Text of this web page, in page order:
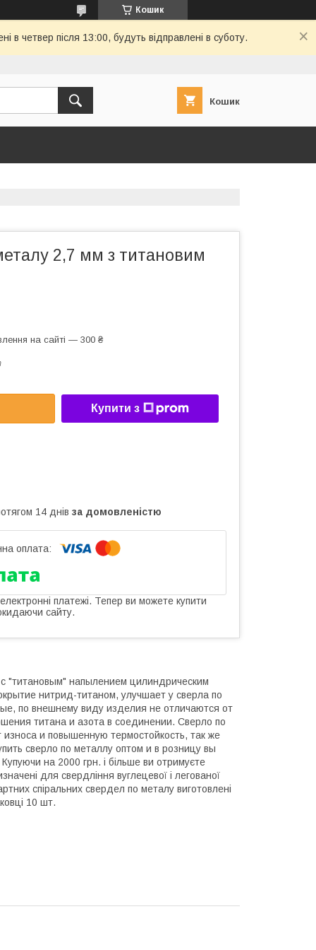
Кошик
в четвер після 13:00, будуть відправлені в суботу.
Кошик
2,7 мм з титановим
на сайті — 300 ₴
Купити з
14 днів за домовленістю
платежі. Тепер ви можете купити
сайту.
"титановым" напылением цилиндрическим
нитрид-титаном, улучшает у сверла по
по внешнему виду изделия не отличаются от
титана и азота в соединении. Сверло по
и повышенную термостойкость, так же
сверло по металлу оптом и в розницу вы
на 2000 грн. і більше ви отримуєте
для свердління вуглецевої і легованої
спіральних свердел по металу виготовлені
10 шт.